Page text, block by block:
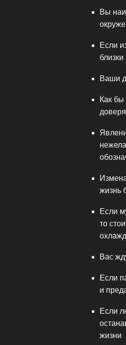
Вы
Если
Ваши
Как бы
жизнь
Если
то
Вас
Если
и
Если
жизни